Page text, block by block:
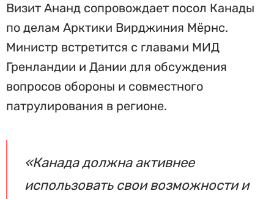
Визит Ананд сопровождает посол Канады
по делам Арктики Вирджиния Мёрнс.
Министр встретится с главами МИД
Гренландии и Дании для обсуждения
вопросов обороны и совместного
патрулирования в регионе.
«Канада должна активнее
использовать свои возможности и